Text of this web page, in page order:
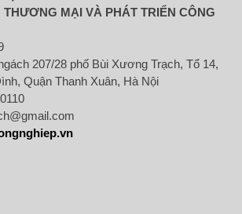
THƯƠNG MẠI VÀ PHÁT TRIỂN CÔNG
207/28 phố Bùi Xương Trạch, Tổ 14,
Quận Thanh Xuân, Hà Nội